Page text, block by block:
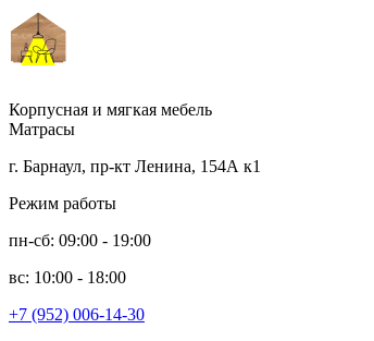
Корпусная и мягкая мебель
Матрасы
г. Барнаул, пр-кт Ленина, 154А к1
Режим работы
пн-сб: 09:00 - 19:00
вс: 10:00 - 18:00
+7 (952) 006-14-30